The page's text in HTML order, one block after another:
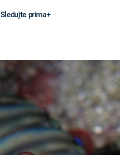
Sledujte prima+
Věda a
technika
KORONAVIRUS
VESMÍR
MARS